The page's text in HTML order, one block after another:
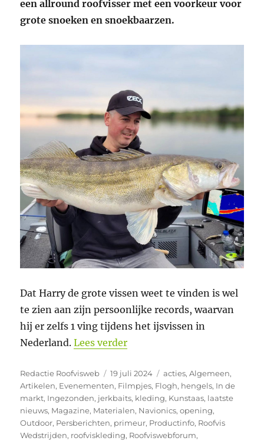
een allround roofvisser met een voorkeur voor
grote snoeken en snoekbaarzen.
Dat Harry de grote vissen weet te vinden is wel
te zien aan zijn persoonlijke records, waarvan
hij er zelfs 1 ving tijdens het ijsvissen in
Nederland.Lees verder“Predatorpraat #13 Harry de
Auteur
Redactie Roofvisweb
Geplaatst
op
19 juli 2024 Categorieën
acties,Algemeen,
Artikelen, Evenementen, Filmpjes, Flogh, hengels, In de
markt, Ingezonden, jerkbaits, kleding, Kunstaas, laatste
nieuws, Magazine, Materialen, Navionics,opening,
Outdoor, Persberichten, primeur, Productinfo, Roofvis
Wedstrijden, roofviskleding, Roofviswebforum,